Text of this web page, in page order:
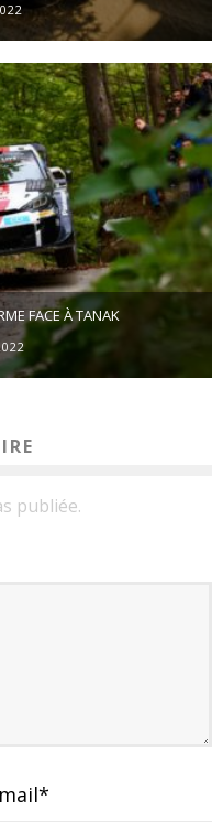
FACE À TANAK
publiée.
*